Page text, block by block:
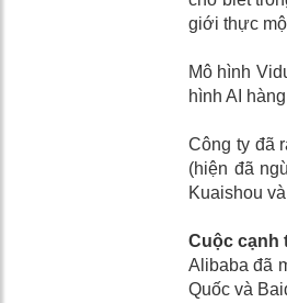
giới thực
Mô hình
hình AI
Công ty đã
(hiện đã
Kuaishou
Cuộc cạnh
Alibaba đã
Quốc và